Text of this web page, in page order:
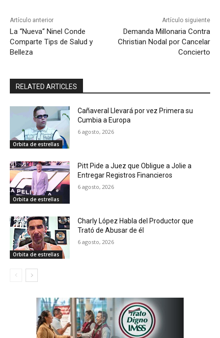
Artículo anterior
La “Nueva“ Ninel Conde
Comparte Tips de Salud y
Belleza
Artículo siguiente
Demanda Millonaria Contra
Christian Nodal por Cancelar
Concierto
RELATED ARTICLES
Orbita de estrellas
Cañaveral Llevará por vez Primera su
Cumbia a Europa
6 agosto, 2026
Orbita de estrellas
Pitt Pide a Juez que Obligue a Jolie a
Entregar Registros Financieros
6 agosto, 2026
Orbita de estrellas
Charly López Habla del Productor que
Trató de Abusar de él
6 agosto, 2026